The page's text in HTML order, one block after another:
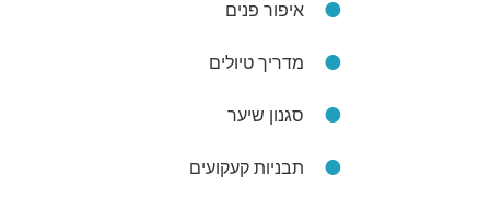
איפור פנים
מדריך טיולים
סגנון שיער
תבניות קעקועים